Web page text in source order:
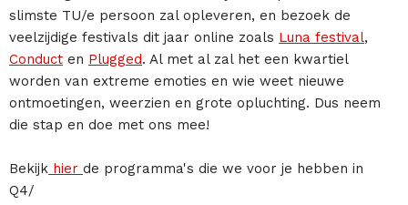
slimste TU/e persoon zal opleveren, en bezoek de
veelzijdige festivals dit jaar online zoals Luna festival,
Conduct en Plugged. Al met al zal het een kwartiel
worden van extreme emoties en wie weet nieuwe
ontmoetingen, weerzien en grote opluchting. Dus neem
die stap en doe met ons mee!
Bekijk hier de programma's die we voor je hebben in
Q4/